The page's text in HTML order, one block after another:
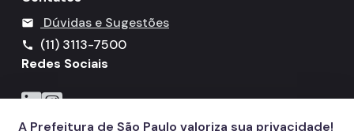
mail Dúvidas e Sugestões
call
(11) 3113-7500
Redes Sociais
Icone do LinkedIn
Icone do Instagram
A Prefeitura de São Paulo valoriza sua privacidade!